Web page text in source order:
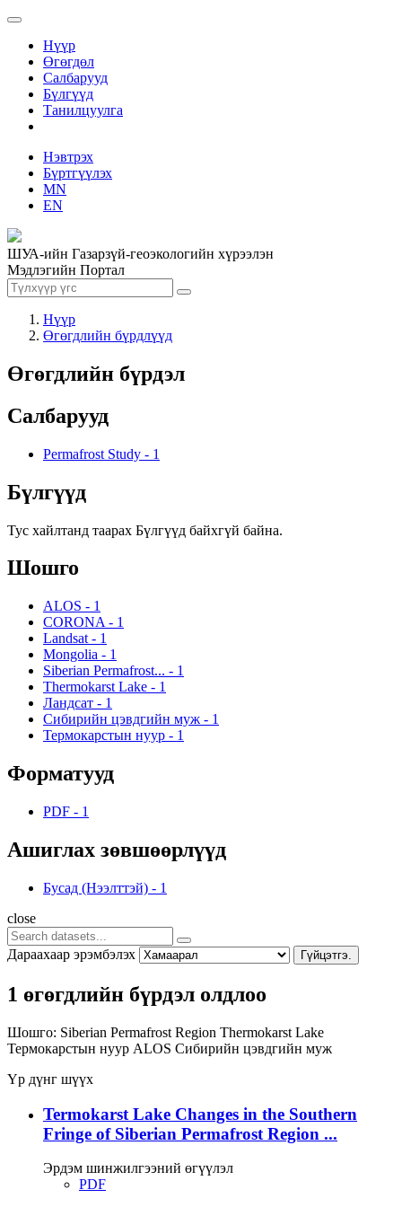
Нүүр
Өгөгдөл
Салбарууд
Бүлгүүд
Танилцуулга
Нэвтрэх
Бүртгүүлэх
MN
EN
ШУА-ийн Газарзүй-геоэкологийн хүрээлэн
Мэдлэгийн Портал
Нүүр
Өгөгдлийн бүрдлүүд
Өгөгдлийн бүрдэл
Салбарууд
Permafrost Study - 1
Бүлгүүд
Тус хайлтанд таарах Бүлгүүд байхгүй байна.
Шошго
ALOS - 1
CORONA - 1
Landsat - 1
Mongolia - 1
Siberian Permafrost... - 1
Thermokarst Lake - 1
Ландсат - 1
Сибирийн цэвдгийн муж - 1
Термокарстын нуур - 1
Форматууд
PDF - 1
Ашиглах зөвшөөрлүүд
Бусад (Нээлттэй) - 1
close
Дараахаар эрэмбэлэх Гүйцэтгэ.
1 өгөгдлийн бүрдэл олдлоо
Шошго: Siberian Permafrost Region Thermokarst Lake
Термокарстын нуур ALOS Сибирийн цэвдгийн муж
Үр дүнг шүүх
Termokarst Lake Changes in the Southern
Fringe of Siberian Permafrost Region ...
Эрдэм шинжилгээний өгүүлэл
PDF